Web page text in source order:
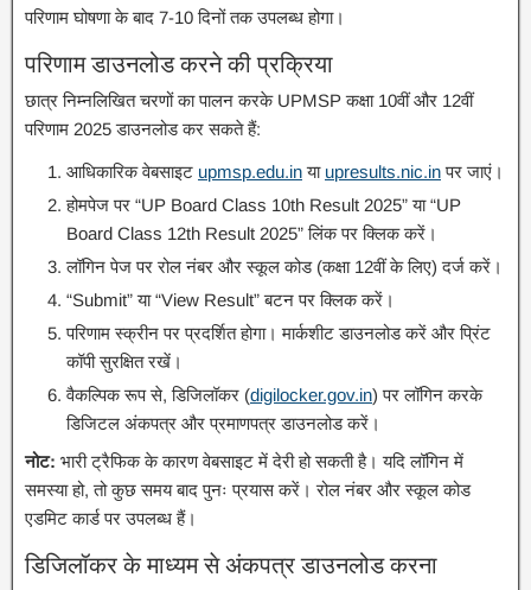
परिणाम घोषणा के बाद 7-10 दिनों तक उपलब्ध होगा।
परिणाम डाउनलोड करने की प्रक्रिया
छात्र निम्नलिखित चरणों का पालन करके UPMSP कक्षा 10वीं और 12वीं
परिणाम 2025 डाउनलोड कर सकते हैं:
आधिकारिक वेबसाइट upmsp.edu.inया upresults.nic.inपर जाएं।
होमपेज पर “UP Board Class 10th Result 2025” या “UP
Board Class 12th Result 2025” लिंक पर क्लिक करें।
लॉगिन पेज पर रोल नंबर और स्कूल कोड (कक्षा 12वीं के लिए) दर्ज करें।
“Submit” या “View Result” बटन पर क्लिक करें।
परिणाम स्क्रीन पर प्रदर्शित होगा। मार्कशीट डाउनलोड करें और प्रिंट
कॉपी सुरक्षित रखें।
वैकल्पिक रूप से, डिजिलॉकर (digilocker.gov.in) पर लॉगिन करके
डिजिटल अंकपत्र और प्रमाणपत्र डाउनलोड करें।
नोट: भारी ट्रैफिक के कारण वेबसाइट में देरी हो सकती है। यदि लॉगिन में
समस्या हो, तो कुछ समय बाद पुनः प्रयास करें। रोल नंबर और स्कूल कोड
एडमिट कार्ड पर उपलब्ध हैं।
डिजिलॉकर के माध्यम से अंकपत्र डाउनलोड करना